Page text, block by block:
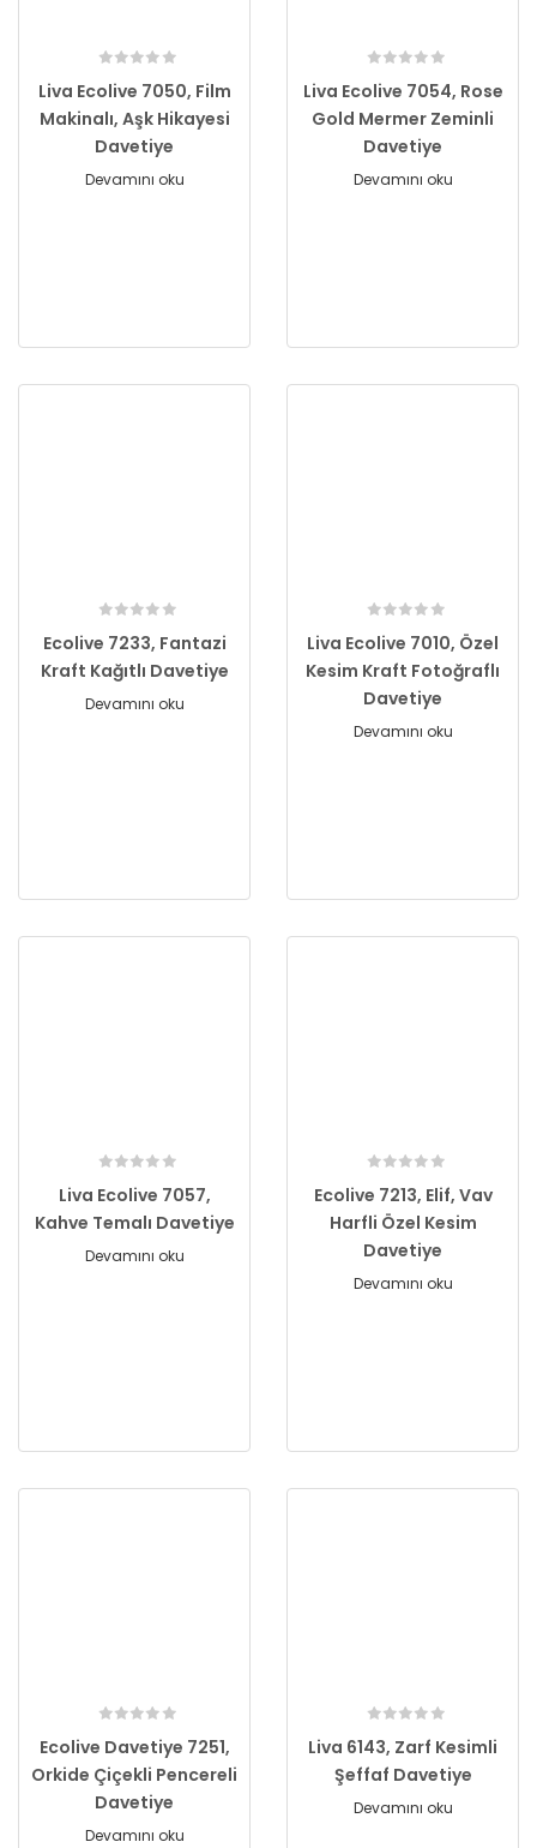
Liva Ecolive 7050, Film
Makinalı, Aşk Hikayesi
Davetiye
Devamını oku
Liva Ecolive 7054, Rose
Gold Mermer Zeminli
Davetiye
Devamını oku
Ecolive 7233, Fantazi
Kraft Kağıtlı Davetiye
Devamını oku
Liva Ecolive 7010, Özel
Kesim Kraft Fotoğraflı
Davetiye
Devamını oku
Liva Ecolive 7057,
Kahve Temalı Davetiye
Devamını oku
Ecolive 7213, Elif, Vav
Harfli Özel Kesim
Davetiye
Devamını oku
Ecolive Davetiye 7251,
Orkide Çiçekli Pencereli
Davetiye
Devamını oku
Liva 6143, Zarf Kesimli
Şeffaf Davetiye
Devamını oku